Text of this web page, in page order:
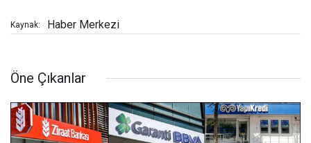
Kaynak: Haber Merkezi
Öne Çıkanlar